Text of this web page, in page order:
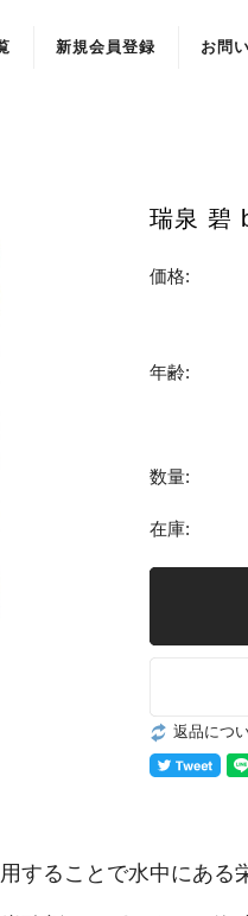
新規会員登録 お問
瑞泉 碧
価格:
年齢:
数量:
在庫:
返品につ
することで水中にあ